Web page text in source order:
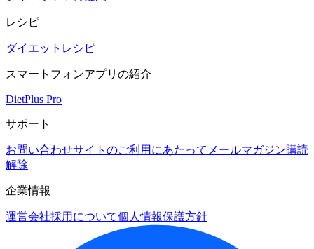
レシピ
ダイエットレシピ
スマートフォンアプリの紹介
DietPlus Pro
サポート
お問い合わせサイトのご利用にあたって メールマガジン購読
解除
企業情報
運営会社採用について個人情報保護方針